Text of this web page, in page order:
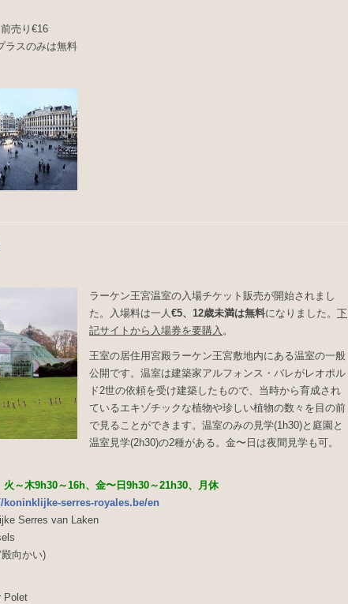
売り€16
ラスのみは無料
ラーケン王宮温室の入場チケット販売が開始されまし
た。入場料は一人€5、12歳未満は無料になりました。 下
記サイトから入場券を要購入 。
王室の居住用宮殿ラーケン王宮敷地内にある温室の一般
公開です。温室は建築家アルフォンス・バレがレオポル
ド2世の依頼を受け建築したもので、当時から育成され
ているエキゾチックな植物や珍しい植物の数々を目の前
で見ることができます。温室のみの見学(1h30)と庭園と
温室見学(2h30)の2種がある。金〜日は夜間見学も可。
～木9h30～16h、金〜日9h30～21h30、
月休
koninklijke-serres-royales.be/en
Serres van Laken
向かい)
Polet